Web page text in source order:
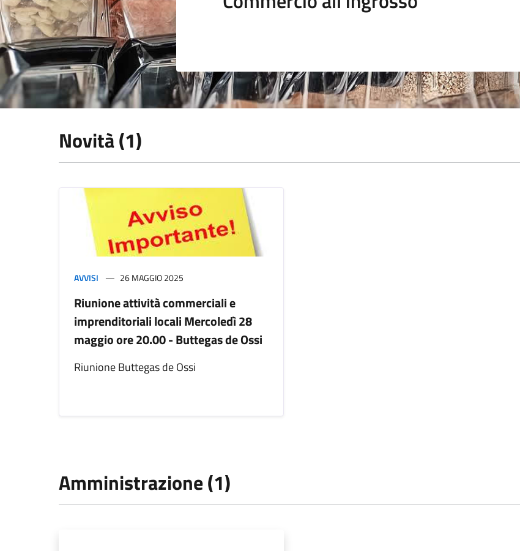
Novità (1)
AVVISI 26 MAGGIO 2025
Riunione attività commerciali e
imprenditoriali locali Mercoledì 28
maggio ore 20.00 - Buttegas de Ossi
Riunione Buttegas de Ossi
Amministrazione (1)